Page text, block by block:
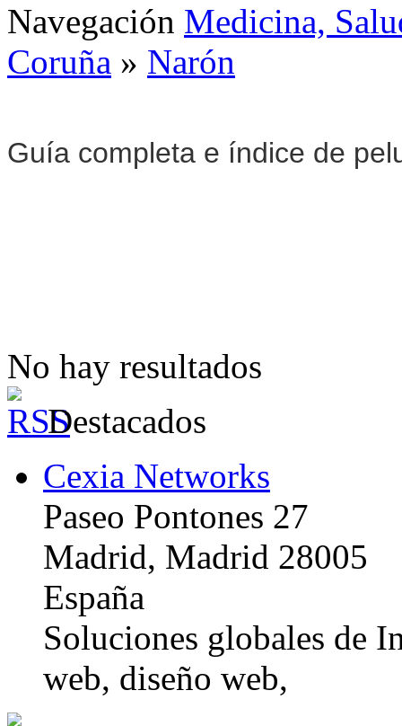
Navegación Medicina,
Coruña » Narón
Guía completa e índice de
No hay resultados
Destacados
Cexia Networks
Paseo Pontones 27
Madrid, Madrid 28005
España
Soluciones globales de
web, diseño web,